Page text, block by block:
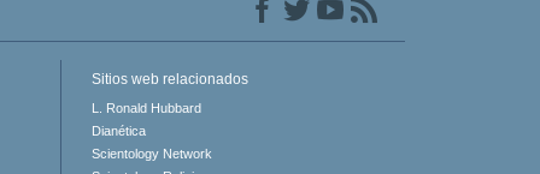
Sitios web relacionados
L. Ronald Hubbard
Dianética
Scientology Network